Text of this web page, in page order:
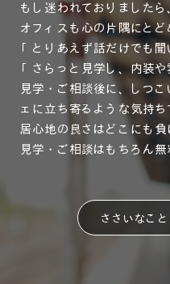
もし迷われておりました
オフィスも心の片隅にとど
「とりあえず話だけでも
「さらっと見学し、内装
見学・ご相談後に、しつ
ェに立ち寄るような気持ち
居心地の良さはどこにも負
見学・ご相談はもちろん無
ささいなこ